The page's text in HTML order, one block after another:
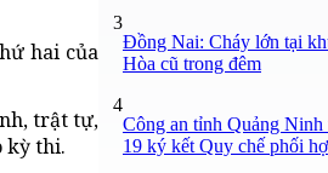
hai của
trật tự,
kỳ thi.
3
Đồng Nai: Cháy lớn tại
Hòa cũ trong đêm
4
Công an tỉnh Quảng Ninh
19 ký kết Quy chế phối